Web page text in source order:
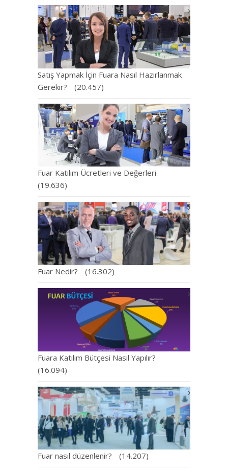
Satış Yapmak İçin Fuara Nasıl Hazırlanmak
Gerekir?
(20.457)
Fuar Katılım Ücretleri ve Değerleri
(19.636)
Fuar Nedir? (16.302)
Fuara Katılım Bütçesi Nasıl Yapılır?
(16.094)
Fuar nasıl düzenlenir? (14.207)